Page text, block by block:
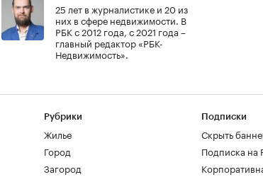
25 лет в журналистике и 20 из
них в сфере недвижимости. В
РБК с 2012 года, с 2021 года –
главный редактор «РБК-
Недвижимость».
Рубрики
Жилье
Город
Загород
Подписки
Скрыть
Подписка на